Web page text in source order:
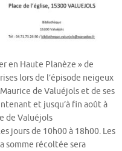
en Haute Planèze » de
lors de l’épisode neigeux
de Valuéjols et de ses
et jusqu’à fin août à
de Valuéjols
jours de 10h00 à 18h00. Les
somme récoltée sera